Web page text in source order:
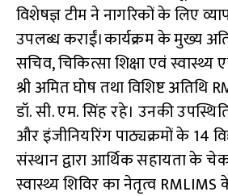
विशेषज्ञ टीम ने नागरिकों के लिए
उपलब्ध कराईं।कार्यक्रम के मुख्य
सचिव, चिकित्सा शिक्षा एवं स्वास्थ्य
श्री अमित घोष तथा विशिष्ट
डॉ. सी. एम. सिंह रहे। उनकी
और इंजीनियरिंग पाठ्यक्रमों के 14
संस्थान द्वारा आर्थिक सहायता के
स्वास्थ्य शिविर का नेतृत्व RMLIMS